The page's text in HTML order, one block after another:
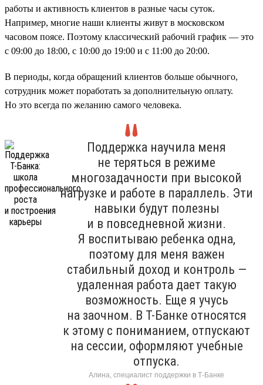
работы и активность клиентов в разные часы суток.
Например, многие наши клиенты живут в московском
часовом поясе. Поэтому классический рабочий график — это
с 09:00 до 18:00, с 10:00 до 19:00 и с 11:00 до 20:00.
В периоды, когда обращений клиентов больше обычного,
сотрудник может поработать за дополнительную оплату.
Но это всегда по желанию самого человека.
Поддержка научила меня
не теряться в режиме
многозадачности при высокой
нагрузке и работе в параллель. Эти
навыки будут полезны
и в повседневной жизни.
Я воспитываю ребенка одна,
поэтому для меня важен
стабильный доход и контроль —
удаленная работа дает такую
возможность. Еще я учусь
на заочном. В Т-Банке относятся
к этому с пониманием, отпускают
на сессии, оформляют учебные
отпуска.
Алина, специалист поддержки в Т-Банке